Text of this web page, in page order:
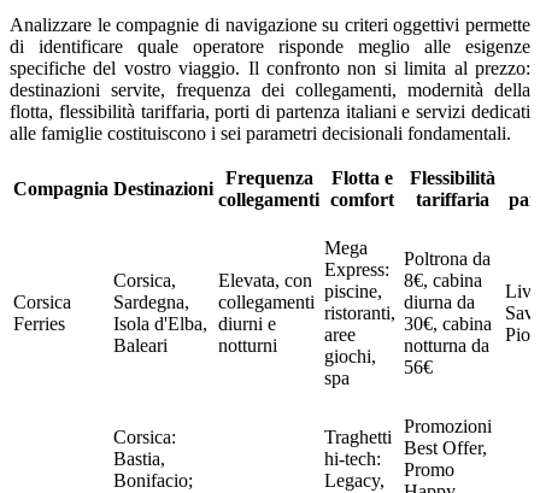
Analizzare le compagnie di navigazione su criteri oggettivi permette
di identificare quale operatore risponde meglio alle esigenze
specifiche del vostro viaggio. Il confronto non si limita al prezzo:
destinazioni servite, frequenza dei collegamenti, modernità della
flotta, flessibilità tariffaria, porti di partenza italiani e servizi dedicati
alle famiglie costituiscono i sei parametri decisionali fondamentali.
Compagnia Destinazioni
Frequenza
collegamenti
Flotta e
comfort
Flessibilità
tariffaria
Corsica
Ferries
Corsica,
Sardegna,
Isola d'Elba,
Baleari
Elevata, con
collegamenti
diurni e
notturni
Mega
Express:
piscine,
ristoranti,
aree
giochi,
spa
Poltrona da
8€, cabina
diurna da
30€, cabina
notturna da
56€
Corsica:
Bastia,
Bonifacio;
Traghetti
hi-tech:
Legacy,
Promozioni
Best Offer,
Promo